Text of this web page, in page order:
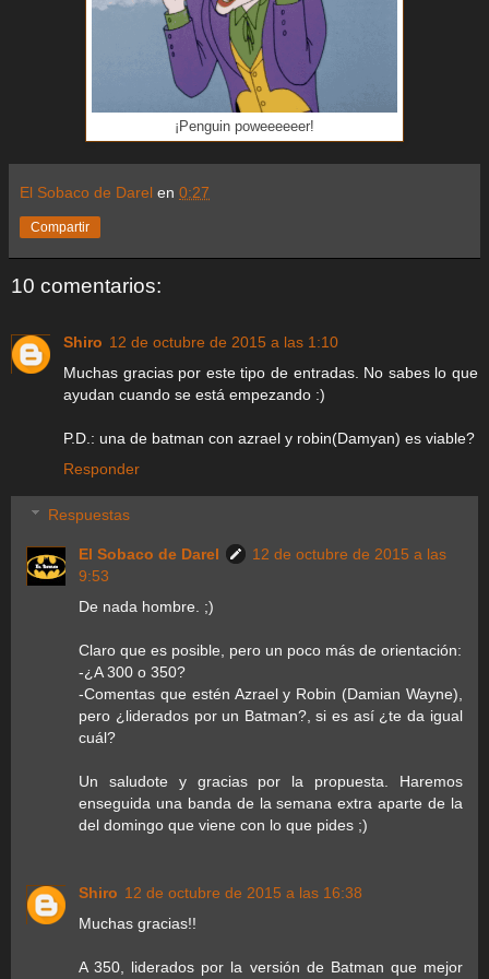
¡Penguin poweeeeeer!
El Sobaco de Darel en 0:27
Compartir
10 comentarios:
Shiro 12 de octubre de 2015 a las 1:10
Muchas gracias por este tipo de entradas. No sabes lo que
ayudan cuando se está empezando :)
P.D.: una de batman con azrael y robin(Damyan) es viable?
Responder
Respuestas
El Sobaco de Darel
12 de octubre de 2015 a las
9:53
De nada hombre. ;)
Claro que es posible, pero un poco más de orientación:
-¿A 300 o 350?
-Comentas que estén Azrael y Robin (Damian Wayne),
pero ¿liderados por un Batman?, si es así ¿te da igual
cuál?
Un saludote y gracias por la propuesta. Haremos
enseguida una banda de la semana extra aparte de la
del domingo que viene con lo que pides ;)
Shiro 12 de octubre de 2015 a las 16:38
Muchas gracias!!
A 350, liderados por la versión de Batman que mejor